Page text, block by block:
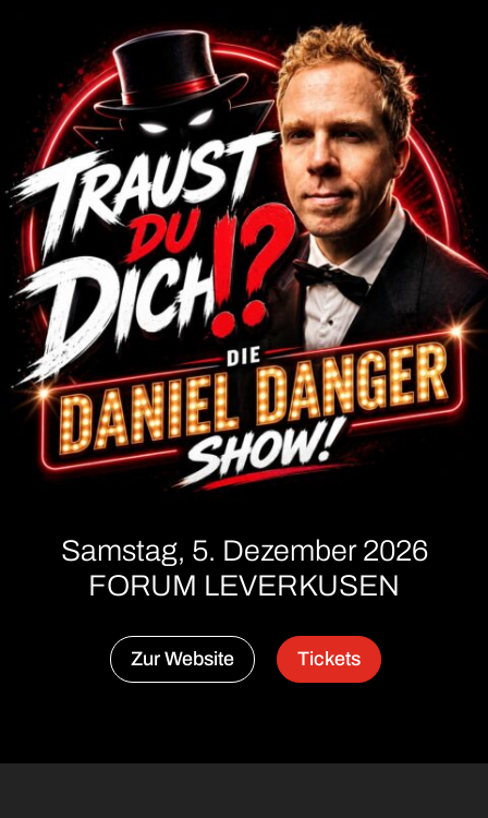
Samstag, 5. Dezember 2026
FORUM LEVERKUSEN
Zur Website Tickets